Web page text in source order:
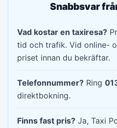
Snabbsvar
Vad kostar en taxiresa?
tid och trafik. Vid online-
priset innan du bekräftar.
Telefonnummer? Ring
direktbokning.
Finns fast pris? Ja, Taxi